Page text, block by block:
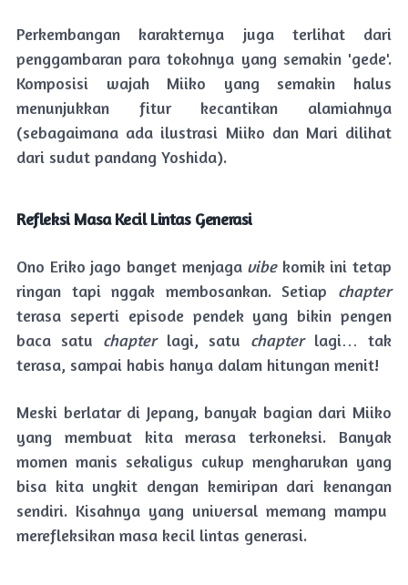
Perkembangan karakternya juga terlihat dari
penggambaran para tokohnya yang semakin 'gede'.
Komposisi wajah Miiko yang semakin halus
menunjukkan fitur kecantikan alamiahnya
(sebagaimana ada ilustrasi Miiko dan Mari dilihat
dari sudut pandang Yoshida).
Refleksi Masa Kecil Lintas Generasi
Ono Eriko jago banget menjaga vibekomik ini tetap
ringan tapi nggak membosankan. Setiap chapter
terasa seperti episode pendek yang bikin pengen
baca satu chapterlagi, satu chapterlagi… tak
terasa, sampai habis hanya dalam hitungan menit!
Meski berlatar di Jepang, banyak bagian dari Miiko
yang membuat kita merasa terkoneksi. Banyak
momen manis sekaligus cukup mengharukan yang
bisa kita ungkit dengan kemiripan dari kenangan
sendiri. Kisahnya yang universal memang mampu
merefleksikan masa kecil lintas generasi.